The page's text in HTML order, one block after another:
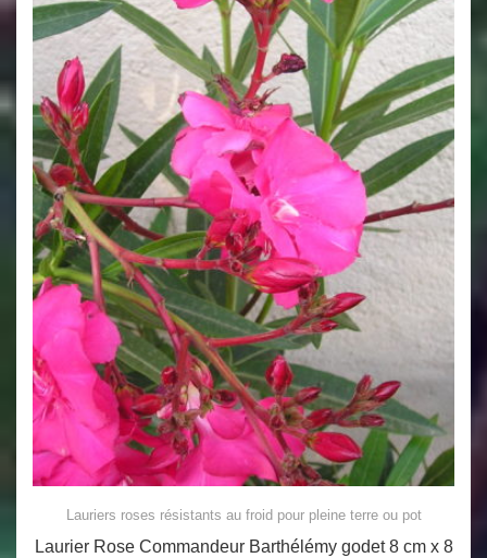
Lauriers roses résistants au froid pour pleine terre ou pot
Laurier Rose Commandeur Barthélémy godet 8 cm x 8